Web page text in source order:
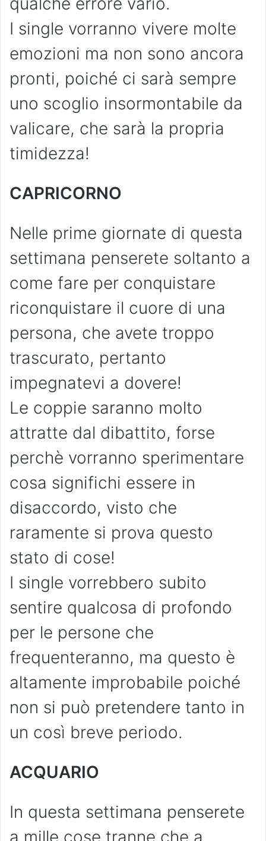
I single vorranno vivere molte
emozioni ma non sono ancora
pronti, poiché ci sarà sempre
uno scoglio insormontabile da
valicare, che sarà la propria
timidezza!
CAPRICORNO
Nelle prime giornate di questa
settimana penserete soltanto a
come fare per conquistare
riconquistare il cuore di una
persona, che avete troppo
trascurato, pertanto
impegnatevi a dovere!
Le coppie saranno molto
attratte dal dibattito, forse
perchè vorranno sperimentare
cosa significhi essere in
disaccordo, visto che
raramente si prova questo
stato di cose!
I single vorrebbero subito
sentire qualcosa di profondo
per le persone che
frequenteranno, ma questo è
altamente improbabile poiché
non si può pretendere tanto in
un così breve periodo.
ACQUARIO
In questa settimana penserete
a mille cose tranne che a